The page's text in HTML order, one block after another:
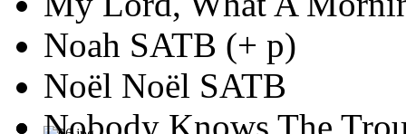
Noah SATB (+ p)
Noël Noël SATB
Nobody Knows The